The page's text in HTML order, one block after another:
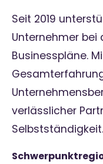
Seit 2019
Unternehmer bei
Businesspläne.
verlässlicher
Selbstständigkeit.